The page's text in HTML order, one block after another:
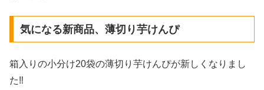
気になる新商品、薄切り芋けんぴ
箱入りの小分け20袋の薄切り芋けんぴが新しくなりまし
た‼︎